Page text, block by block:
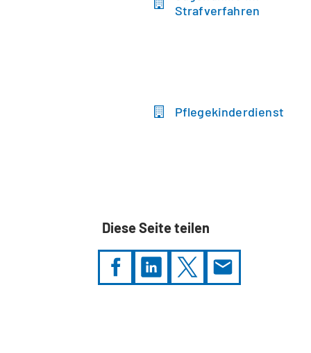
Strafverfahren
Pflegekinderdienst
Diese Seite teilen